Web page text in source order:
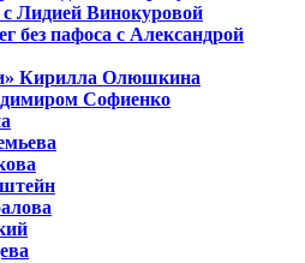
Лидией Винокуровой
без пафоса с Александрой
Кирилла Олюшкина
Софиенко